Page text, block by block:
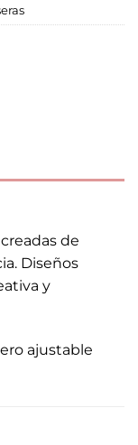
de
Diseños
y
ajustable